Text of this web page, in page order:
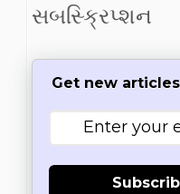
સબસ્ક્રિપ્શન
Get new